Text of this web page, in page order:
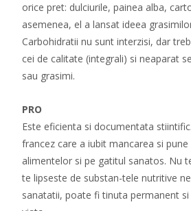
orice pret: dulciurile, painea alba,
asemenea, el a lansat ideea
Carbohidratii nu sunt interzisi, dar
cei de calitate (integrali) si neaparat
sau grasimi.
PRO
Este eficienta si documentata
francez care a iubit mancarea si
alimentelor si pe gatitul sanatos. Nu
te lipseste de substan-tele nutritive
sanatatii, poate fi tinuta permanent